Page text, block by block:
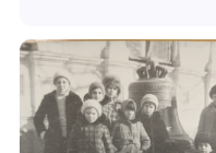
Арцизької міської
ради